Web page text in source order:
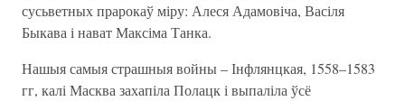
сусьветных прарокаў міру: Алеся Адамовіча, Васіля
Быкава і нават Максіма Танка.
Нашыя самыя страшныя войны – Інфлянцкая, 1558–1583
гг, калі Масква захапіла Полацк і выпаліла ўсё